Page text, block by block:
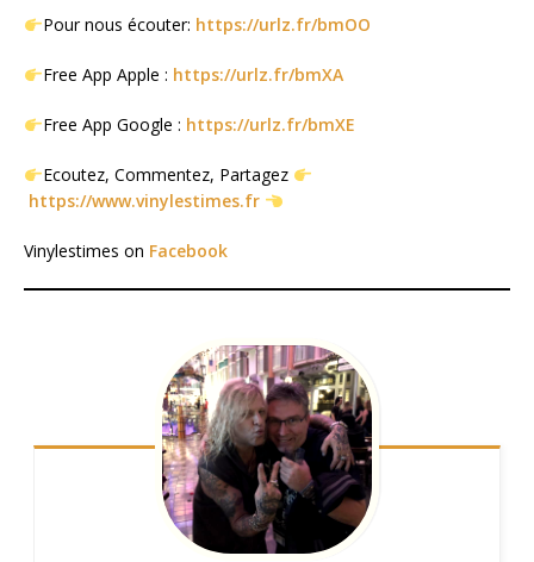
Pour nous écouter: https://urlz.fr/bmOO
Free App Apple : https://urlz.fr/bmXA
Free App Google : https://urlz.fr/bmXE
Ecoutez, Commentez, Partagez
https://www.vinylestimes.fr
Vinylestimes on Facebook